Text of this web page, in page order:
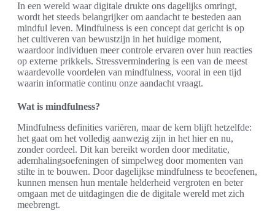
In een wereld waar digitale drukte ons dagelijks omringt,
wordt het steeds belangrijker om aandacht te besteden aan
mindful leven. Mindfulness is een concept dat gericht is op
het cultiveren van bewustzijn in het huidige moment,
waardoor individuen meer controle ervaren over hun reacties
op externe prikkels. Stressvermindering is een van de meest
waardevolle voordelen van mindfulness, vooral in een tijd
waarin informatie continu onze aandacht vraagt.
Wat is mindfulness?
Mindfulness definities variëren, maar de kern blijft hetzelfde:
het gaat om het volledig aanwezig zijn in het hier en nu,
zonder oordeel. Dit kan bereikt worden door meditatie,
ademhalingsoefeningen of simpelweg door momenten van
stilte in te bouwen. Door dagelijkse mindfulness te beoefenen,
kunnen mensen hun mentale helderheid vergroten en beter
omgaan met de uitdagingen die de digitale wereld met zich
meebrengt.